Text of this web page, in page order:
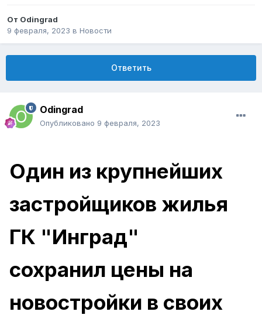
От Odingrad
9 февраля, 2023 в Новости
Ответить
Odingrad
Опубликовано 9 февраля, 2023
Один из крупнейших
застройщиков жилья
ГК "Инград"
сохранил цены на
новостройки в своих